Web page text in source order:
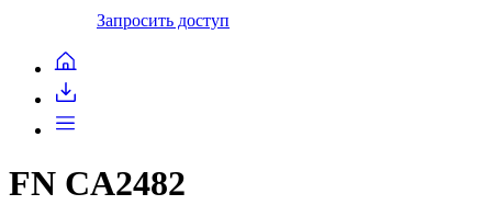
Запросить доступ
FN CA2482